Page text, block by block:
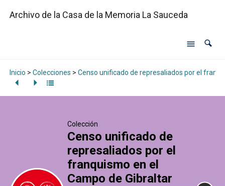
Archivo de la Casa de la Memoria La Sauceda
Inicio > Colecciones > Censo unificado de represaliados por el
Colección
Censo unificado de
represaliados por el
franquismo en el
Campo de Gibraltar